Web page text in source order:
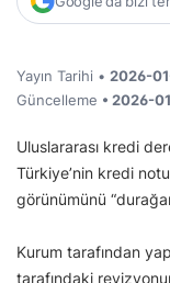
Yayın Tarihi • 2026-
Güncelleme • 2026-
Uluslararası kredi
Türkiye’nin kredi
görünümünü
Kurum tarafından
tarafındaki